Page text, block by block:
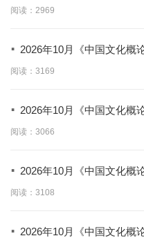
阅读：2969
· 2026年10月《中国文化概
阅读：3169
· 2026年10月《中国文化概
阅读：3066
· 2026年10月《中国文化概
阅读：3108
· 2026年10月《中国文化概